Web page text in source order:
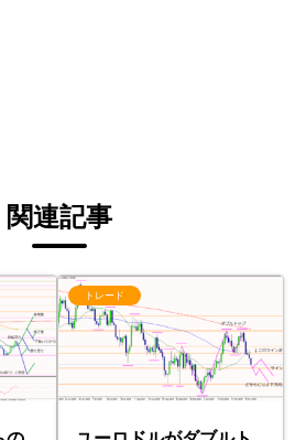
関連記事
トレード